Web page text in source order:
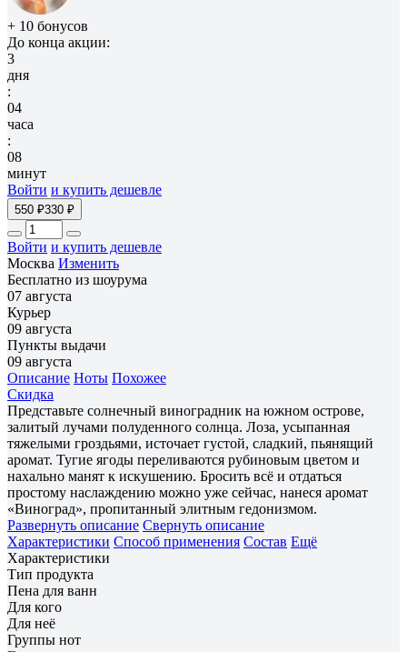
+ 10 бонусов
До конца акции:
3
дня
:
04
часа
:
08
минут
Войти и купить дешевле
550 ₽330 ₽
Войти и купить дешевле
Москва Изменить
Бесплатно из шоурума
07 августа
Курьер
09 августа
Пункты выдачи
09 августа
Описание Ноты Похожее
Скидка
Представьте солнечный виноградник на южном острове,
залитый лучами полуденного солнца. Лоза, усыпанная
тяжелыми гроздьями, источает густой, сладкий, пьянящий
аромат. Тугие ягоды переливаются рубиновым цветом и
нахально манят к искушению. Бросить всё и отдаться
простому наслаждению можно уже сейчас, нанеся аромат
«Виноград», пропитанный элитным гедонизмом.
Развернуть описание Свернуть описание
Характеристики Способ применения Состав Ещё
Характеристики
Тип продукта
Пена для ванн
Для кого
Для неё
Группы нот